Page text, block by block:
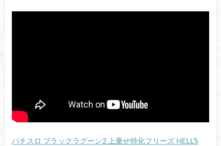
パチスロ ブラックラグーン2 上乗せ特化フリーズ HELL’S